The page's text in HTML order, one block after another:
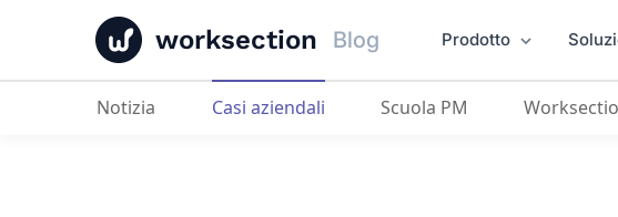
worksection Blog Prodotto
Evgeniy Nekoz: Esperienza condivisa dal
Notizia Casi aziendali Scuola PM